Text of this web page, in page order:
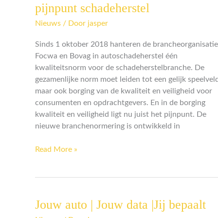
pijnpunt schadeherstel
Nieuws / Door jasper
Sinds 1 oktober 2018 hanteren de
Focwa en Bovag in autoschadeherstel één
kwaliteitsnorm voor de schadeherstelbranche. De
gezamenlijke norm moet leiden tot een gelijk
maar ook borging van de kwaliteit en veiligheid voor
consumenten en opdrachtgevers. En in de borging
kwaliteit en veiligheid ligt nu juist het pijnpunt. De
nieuwe branchenormering is ontwikkeld in
kwaliteit
en
veiligheid
schadeherstel
Read More »
Jouw auto | Jouw data |Jij bepaalt
Jouw